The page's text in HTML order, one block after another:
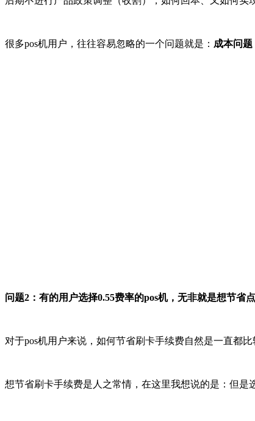
很多pos机用户，往往容易忽略的一个问题就是： 成本问题
问题2：有的用户选择0.55费率的pos机，无非就是想节省
对于pos机用户来说，如何节省刷卡手续费自然是一直都比
想节省刷卡手续费是人之常情，在这里我想说的是：但是